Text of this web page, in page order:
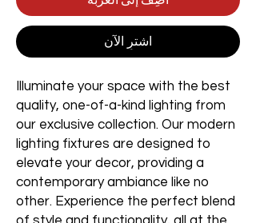
اشترِ الآن
Illuminate your space with the best
quality, one-of-a-kind lighting from
our exclusive collection. Our modern
lighting fixtures are designed to
elevate your decor, providing a
contemporary ambiance like no
other. Experience the perfect blend